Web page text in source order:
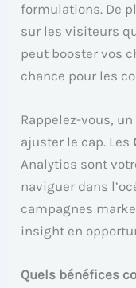
formulations. De
sur les visiteurs
peut booster vos
chance pour les
Rappelez-vous,
ajuster le cap. Les
Analytics sont
naviguer dans
campagnes
insight en
Quels bénéfices